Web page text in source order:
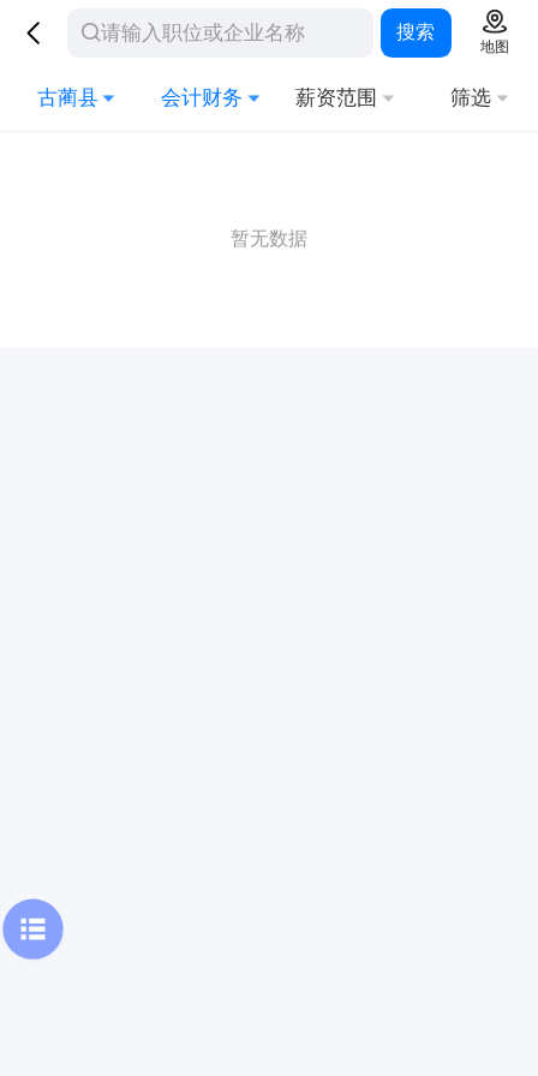
搜索
地图
古蔺县 会计财务 薪资范围 筛选
暂无数据